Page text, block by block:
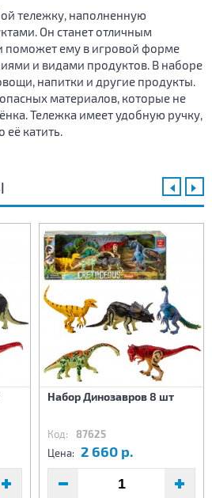
тележку, наполненную
Он станет отличным
поможет ему в игровой форме
и видами продуктов. В наборе
напитки и другие продукты.
материалов, которые не
Тележка имеет удобную ручку,
её катить.
Набор Динозавров 8 шт
Код: 87625
Цена: 2 660 р.